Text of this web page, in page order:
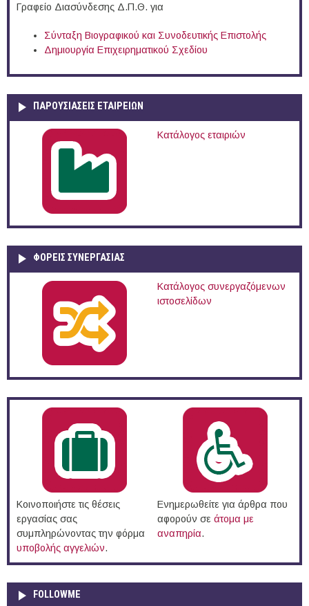
Γραφείο Διασύνδεσης Δ.Π.Θ. για
Σύνταξη Βιογραφικού και Συνοδευτικής Επιστολής
Δημιουργία Επιχειρηματικού Σχεδίου
ΠΑΡΟΥΣΙΆΣΕΙΣ ΕΤΑΙΡΕΙΏΝ
Κατάλογος εταιριών
ΦΟΡΕΙΣ ΣΥΝΕΡΓΑΣΙΑΣ
Κατάλογος συνεργαζόμενων
ιστοσελίδων
Κοινοποιήστε τις θέσεις
εργασίας σας
συμπληρώνοντας την φόρμα
υποβολής αγγελιών.
Ενημερωθείτε για άρθρα που
αφορούν σε άτομα με
αναπηρία.
FOLLOWME